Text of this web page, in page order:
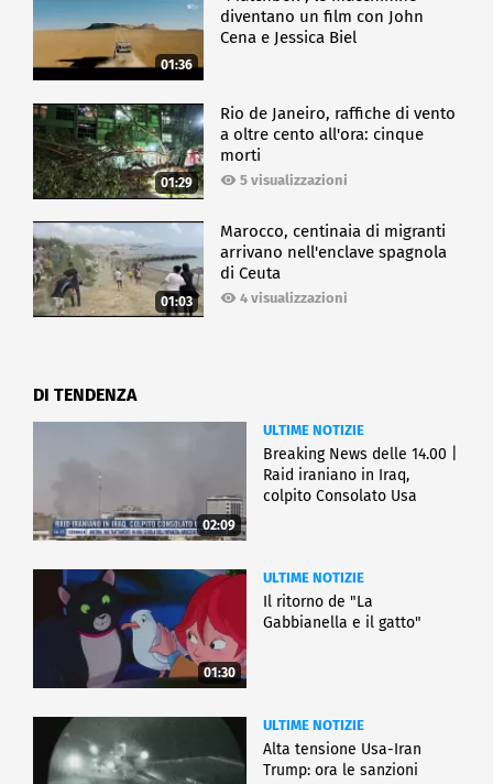
01:36
diventano un film con John
Cena e Jessica Biel
01:29
Rio de Janeiro, raffiche di vento
a oltre cento all'ora: cinque
morti
5 visualizzazioni
01:03
Marocco, centinaia di migranti
arrivano nell'enclave spagnola
di Ceuta
4 visualizzazioni
DI TENDENZA
02:09
ULTIME NOTIZIE
Breaking News delle 14.00 |
Raid iraniano in Iraq,
colpito Consolato Usa
01:30
ULTIME NOTIZIE
Il ritorno de "La
Gabbianella e il gatto"
ULTIME NOTIZIE
Alta tensione Usa-Iran
Trump: ora le sanzioni